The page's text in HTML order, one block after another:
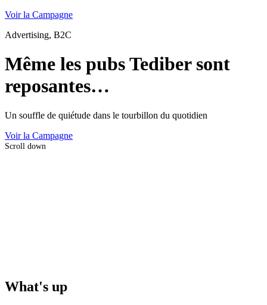
Voir la Campagne
Advertising, B2C
Même les pubs Tediber sont
reposantes…
Un souffle de quiétude dans le tourbillon du quotidien
Voir la Campagne
Scroll down
What's up